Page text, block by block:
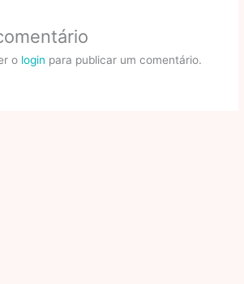
o login para publicar um comentário.